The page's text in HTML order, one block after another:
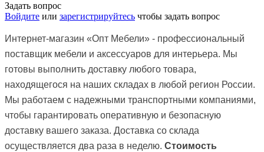
Задать вопрос
Войдите или зарегистрируйтесь чтобы задать вопрос
Интернет-магазин «Опт Мебели» - профессиональный
поставщик мебели и аксессуаров для интерьера. Мы
готовы выполнить доставку любого товара,
находящегося на наших складах в любой регион России.
Мы работаем с надежными транспортными компаниями,
чтобы гарантировать оперативную и безопасную
доставку вашего заказа. Доставка со склада
осуществляется два раза в неделю. Стоимость